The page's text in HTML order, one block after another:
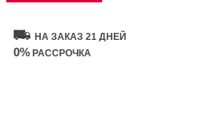
НА ЗАКАЗ 21 ДНЕЙ
0% РАССРОЧКА